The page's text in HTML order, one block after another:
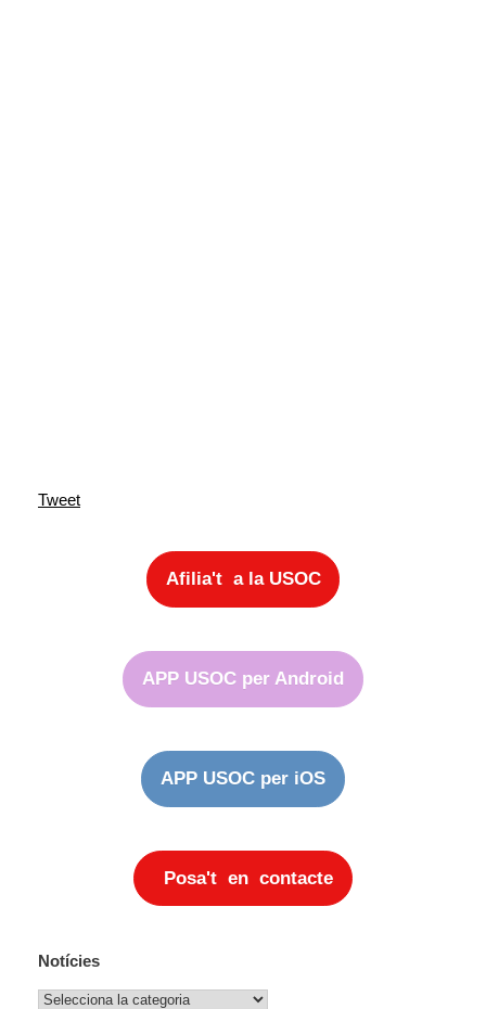
Tweet
Afilia't a la USOC
APP USOC per Android
APP USOC per iOS
Posa't en contacte
Notícies
Notícies